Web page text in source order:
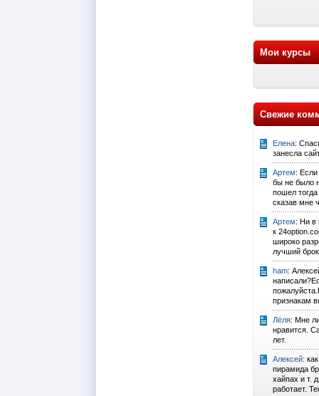
Мои курсы
Свежие
Елена:
занесла
Артем:
бы не было
пошел
сказав мне
Артем: Ни в
к
широко
лучший
ham:
признакам
Лёля: Мне
нравится.
лет.
Алексей:
пирамида
хайпах и т.
работает.